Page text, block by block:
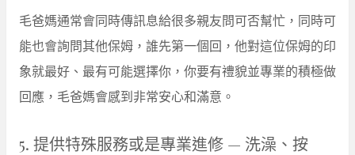
毛爸媽通常會同時傳訊息給很多親友問可否幫忙，同時可
能也會詢問其他保姆，誰先第一個回，他對這位保姆的印
象就最好、最有可能選擇你，你要有禮貌並專業的積極做
回應，毛爸媽會感到非常安心和滿意。
5. 提供特殊服務或是專業進修 — 洗澡、按